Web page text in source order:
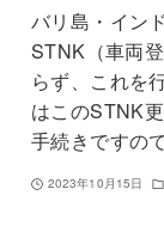
バリ島・イン
STNK（車両
らず、これを
はこのSTNK
手続きですの
2023年10月15日